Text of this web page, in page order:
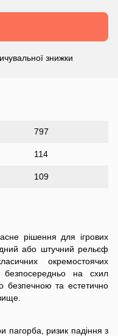
знижки
797
114
109
рішення для ігрових
або штучний рельєф
окремостоячих
безпосередньо на схил
безпечною та естетично
пагорба, ризик падіння з